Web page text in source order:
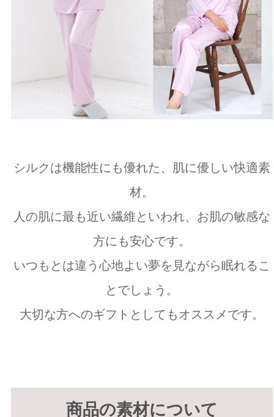
シルクは機能性にも優れた、肌に優しい快適素
材。
人の肌に最も近い繊維といわれ、お肌の敏感な
方にも安心です。
いつもとは違う心地よい夢を見ながら眠れるこ
とでしょう。
大切な方へのギフトとしてもオススメです。
商品の素材について